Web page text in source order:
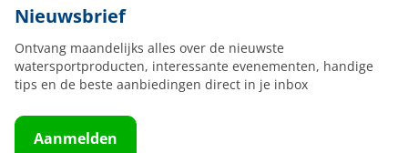
Nieuwsbrief
Ontvang maandelijks alles over de nieuwste
watersportproducten, interessante evenementen, handige
tips en de beste aanbiedingen direct in je inbox
Aanmelden